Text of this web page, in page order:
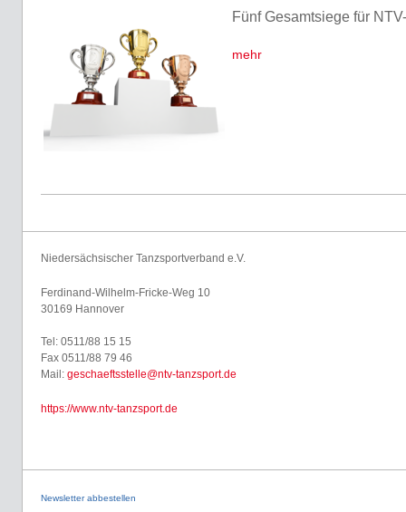
Fünf Gesamtsiege für
mehr
Niedersächsischer Tanzsportverband e.V.
Ferdinand-Wilhelm-Fricke-Weg 10
30169 Hannover
Tel: 0511/88 15 15
Fax 0511/88 79 46
Mail: geschaeftsstelle@ntv-tanzsport.de
https://www.ntv-tanzsport.de
Newsletter abbestellen